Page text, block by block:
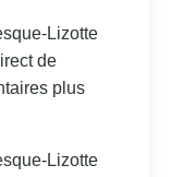
Lizotte
de
plus
Lizotte